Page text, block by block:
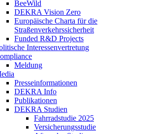
BeeWild
DEKRA Vision Zero
Europäische Charta für die
Straßenverkehrssicherheit
Funded R&D Projects
Interessenvertretung
Meldung
Presseinformationen
DEKRA Info
Publikationen
DEKRA Studien
Fahrradstudie 2025
Versicherungsstudie